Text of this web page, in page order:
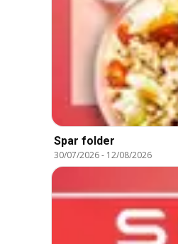
Spar folder
30/07/2026- 12/08/2026